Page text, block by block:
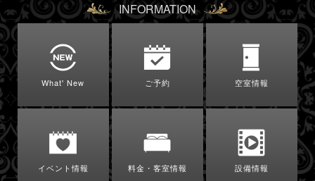
INFORMATION
What' New ご予約 空室情報
イベント情報 料金・客室情報 設備情報